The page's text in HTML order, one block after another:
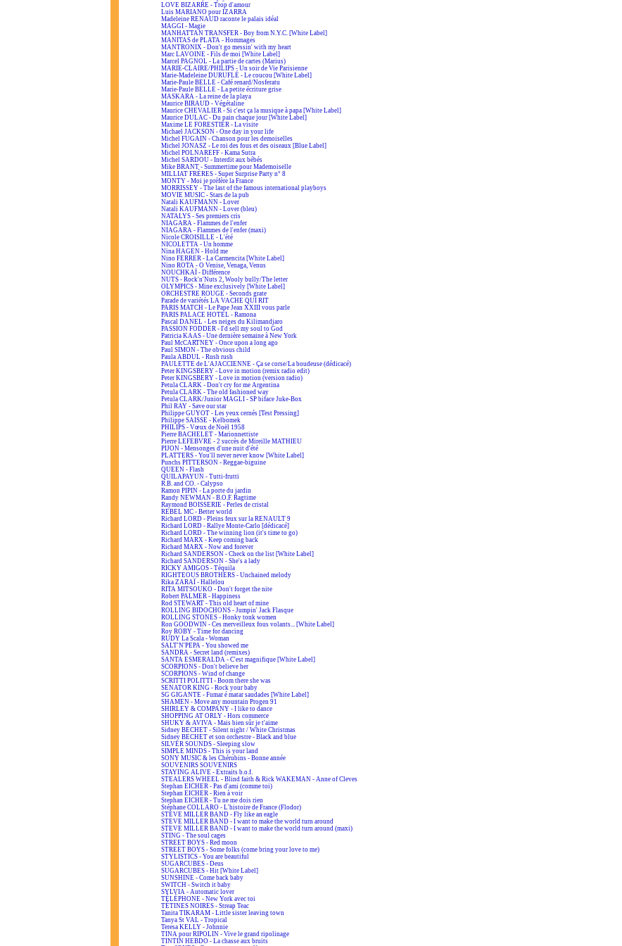
LOVE BIZARRE - Trop d'amour
Luis MARIANO pour IZARRA
Madeleine RENAUD raconte le palais idéal
MAGGI - Magie
MANHATTAN TRANSFER - Boy from N.Y.C. [White Label]
MANITAS de PLATA - Hommages
MANTRONIX - Don't go messin' with my heart
Marc LAVOINE - Fils de moi [White Label]
Marcel PAGNOL - La partie de cartes (Marius)
MARIE-CLAIRE/PHILIPS - Un soir de Vie Parisienne
Marie-Madeleine DURUFLÉ - Le coucou [White Label]
Marie-Paule BELLE - Café renard/Nosferatu
Marie-Paule BELLE - La petite écriture grise
MASKARA - La reine de la playa
Maurice BIRAUD - Végétaline
Maurice CHEVALIER - Si c'est ça la musique à papa [White Label]
Maurice DULAC - Du pain chaque jour [White Label]
Maxime LE FORESTIER - La visite
Michael JACKSON - One day in your life
Michel FUGAIN - Chanson pour les demoiselles
Michel JONASZ - Le roi des fous et des oiseaux [Blue Label]
Michel POLNAREFF - Kama Sutra
Michel SARDOU - Interdit aux bébés
Mike BRANT - Summertime pour Mademoiselle
MILLIAT FRÈRES - Super Surprise Party n° 8
MONTY - Moi je préfère la France
MORRISSEY - The last of the famous international playboys
MOVIE MUSIC - Stars de la pub
Natali KAUFMANN - Lover
Natali KAUFMANN - Lover (bleu)
NATALYS - Ses premiers cris
NIAGARA - Flammes de l'enfer
NIAGARA - Flammes de l'enfer (maxi)
Nicole CROISILLE - L'été
NICOLETTA - Un homme
Nina HAGEN - Hold me
Nino FERRER - La Carmencita [White Label]
Nino ROTA - O Venise, Venaga, Venus
NOUCHKAÏ - Différence
NUTS - Rock'n'Nuts 2, Wooly bully/The letter
OLYMPICS - Mine exclusively [White Label]
ORCHESTRE ROUGE - Seconds grate
Parade de variétés LA VACHE QUI RIT
PARIS MATCH - Le Pape Jean XXIII vous parle
PARIS PALACE HOTEL - Ramona
Pascal DANEL - Les neiges du Kilimandjaro
PASSION FODDER - I'd sell my soul to God
Patricia KAAS - Une dernière semaine à New York
Paul McCARTNEY - Once upon a long ago
Paul SIMON - The obvious child
Paula ABDUL - Rush rush
PAULETTE de L'AJACCIENNE - Ça se corse/La boudeuse (dédicacé)
Peter KINGSBERY - Love in motion (remix radio edit)
Peter KINGSBERY - Love in motion (version radio)
Petula CLARK - Don't cry for me Argentina
Petula CLARK - The old fashioned way
Petula CLARK/Junior MAGLI - SP biface Juke-Box
Phil RAY - Save our star
Philippe GUYOT - Les yeux cernés [Test Pressing]
Philippe SAISSE - Kelbomek
PHILIPS - Vœux de Noël 1958
Pierre BACHELET - Marionnettiste
Pierre LEFEBVRE - 2 succès de Mireille MATHIEU
PIJON - Mensonges d'une nuit d'été
PLATTERS - You'll never never know [White Label]
Punchs PITTERSON - Reggae-biguine
QUEEN - Flash
QUILAPAYUN - Tutti-frutti
R.B. and CO. - Calypso
Ramon PIPIN - La porte du jardin
Randy NEWMAN - B.O.F. Ragtime
Raymond BOISSERIE - Perles de cristal
REBEL MC - Better world
Richard LORD - Pleins feux sur la RENAULT 9
Richard LORD - Rallye Monte-Carlo [dédicacé]
Richard LORD - The winning lion (it's time to go)
Richard MARX - Keep coming back
Richard MARX - Now and forever
Richard SANDERSON - Check on the list [White Label]
Richard SANDERSON - She's a lady
RICKY AMIGOS - Téquila
RIGHTEOUS BROTHERS - Unchained melody
Rika ZARAÏ - Hallelou
RITA MITSOUKO - Don't forget the nite
Robert PALMER - Happiness
Rod STEWART - This old heart of mine
ROLLING BIDOCHONS - Jumpin' Jack Flasque
ROLLING STONES - Honky tonk women
Ron GOODWIN - Ces merveilleux fous volants... [White Label]
Roy ROBY - Time for dancing
RUDY La Scala - Woman
SALT'N'PEPA - You showed me
SANDRA - Secret land (remixes)
SANTA ESMERALDA - C'est magnifique [White Label]
SCORPIONS - Don't believe her
SCORPIONS - Wind of change
SCRITTI POLITTI - Boom there she was
SENATOR KING - Rock your baby
SG GIGANTE - Fumar é matar saudades [White Label]
SHAMEN - Move any mountain Progen 91
SHIRLEY & COMPANY - I like to dance
SHOPPING AT ORLY - Hors commerce
SHUKY & AVIVA - Mais bien sûr je t'aime
Sidney BECHET - Silent night / White Christmas
Sidney BECHET et son orchestre - Black and blue
SILVER SOUNDS - Sleeping slow
SIMPLE MINDS - This is your land
SONY MUSIC & les Chérubins - Bonne année
SOUVENIRS SOUVENIRS
STAYING ALIVE - Extraits b.o.f.
STEALERS WHEEL - Blind faith & Rick WAKEMAN - Anne of Cleves
Stephan EICHER - Pas d'ami (comme toi)
Stephan EICHER - Rien à voir
Stephan EICHER - Tu ne me dois rien
Stéphane COLLARO - L'histoire de France (Flodor)
STEVE MILLER BAND - Fly like an eagle
STEVE MILLER BAND - I want to make the world turn around
STEVE MILLER BAND - I want to make the world turn around (maxi)
STING - The soul cages
STREET BOYS - Red moon
STREET BOYS - Some folks (come bring your love to me)
STYLISTICS - You are beautiful
SUGARCUBES - Deus
SUGARCUBES - Hit [White Label]
SUNSHINE - Come back baby
SWITCH - Switch it baby
SYLVIA - Automatic lover
TÉLÉPHONE - New York avec toi
TÉTINES NOIRES - Streap Teac
Tanita TIKARAM - Little sister leaving town
Tanya St VAL - Tropical
Teresa KELLY - Johnnie
TINA pour RIPOLIN - Vive le grand ripolinage
TINTIN HEBDO - La chasse aux bruits